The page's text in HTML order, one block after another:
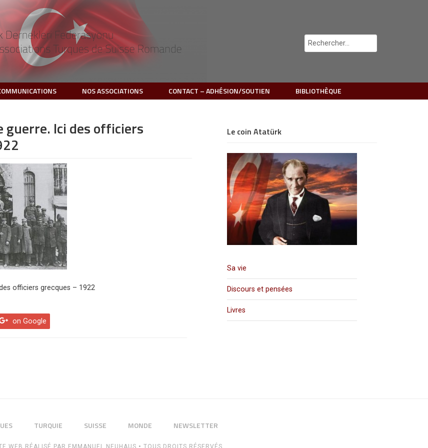
NOS ASSOCIATIONS CONTACT – ADHÉSION/SOUTIEN BIBLIOTHÈQUE
guerre. Ici des officiers
officiers grecques – 1922
on Google
Le coin Atatürk
Sa vie
Discours et pensées
Livres
TURQUIE SUISSE MONDE NEWSLETTER
WEB RÉALISÉ PAR EMMANUEL NEUHAUS • TOUS DROITS RÉSERVÉS